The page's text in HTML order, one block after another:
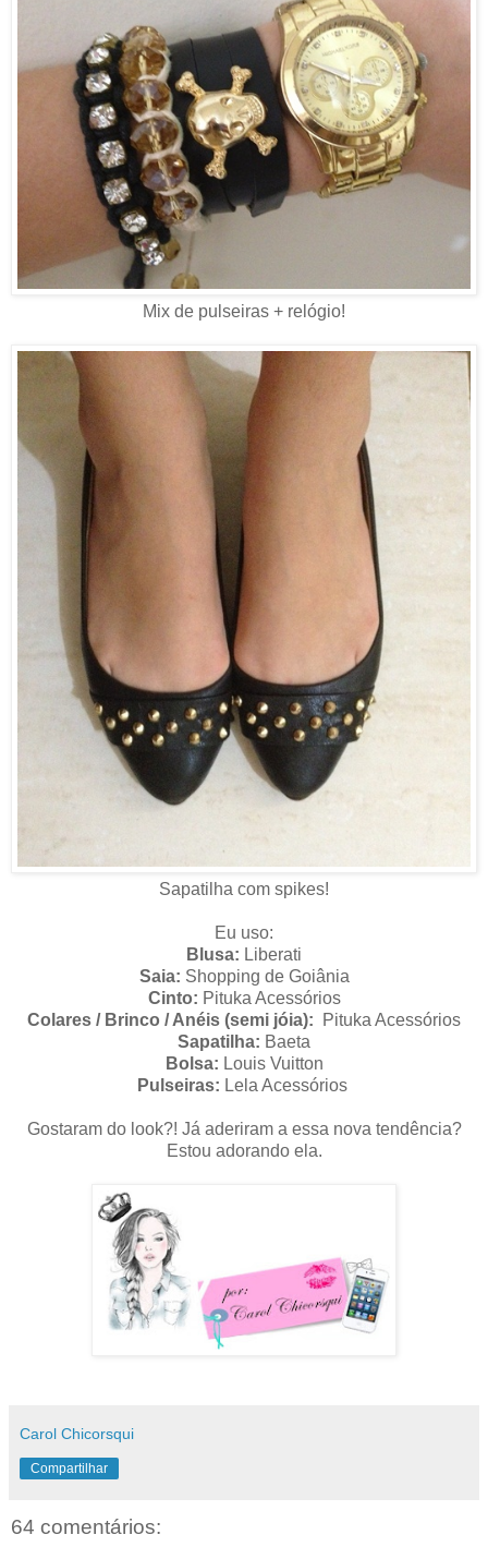
Mix de pulseiras + relógio!
Sapatilha com spikes!
Eu uso:
Blusa: Liberati
Saia: Shopping de Goiânia
Cinto: Pituka Acessórios
Colares / Brinco / Anéis (semi jóia):
Pituka Acessórios
Sapatilha: Baeta
Bolsa: Louis Vuitton
Pulseiras: Lela Acessórios
Gostaram do look?! Já aderiram a essa nova tendência?
Estou adorando ela.
Carol Chicorsqui
Compartilhar
64 comentários: